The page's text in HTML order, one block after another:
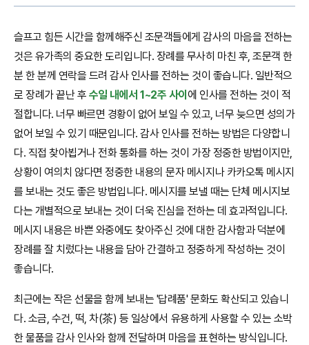
슬프고 힘든 시간을 함께해주신 조문객들에게 감사의 마음을 전하는
것은 유가족의 중요한 도리입니다. 장례를 무사히 마친 후, 조문객 한
분 한 분께 연락을 드려 감사 인사를 전하는 것이 좋습니다. 일반적으
로 장례가 끝난 후 수일 내에서 1~2주 사이에 인사를 전하는 것이 적
절합니다. 너무 빠르면 경황이 없어 보일 수 있고, 너무 늦으면 성의가
없어 보일 수 있기 때문입니다. 감사 인사를 전하는 방법은 다양합니
다. 직접 찾아뵙거나 전화 통화를 하는 것이 가장 정중한 방법이지만,
상황이 여의치 않다면 정중한 내용의 문자 메시지나 카카오톡 메시지
를 보내는 것도 좋은 방법입니다. 메시지를 보낼 때는 단체 메시지보
다는 개별적으로 보내는 것이 더욱 진심을 전하는 데 효과적입니다.
메시지 내용은 바쁜 와중에도 찾아주신 것에 대한 감사함과 덕분에
장례를 잘 치렀다는 내용을 담아 간결하고 정중하게 작성하는 것이
좋습니다.
최근에는 작은 선물을 함께 보내는 '답례품' 문화도 확산되고 있습니
다. 소금, 수건, 떡, 차(茶) 등 일상에서 유용하게 사용할 수 있는 소박
한 물품을 감사 인사와 함께 전달하며 마음을 표현하는 방식입니다.